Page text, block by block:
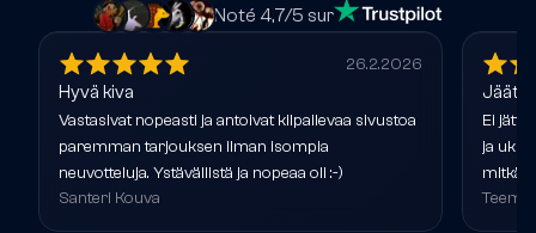
Noté 4,7/5 sur
26.2.2026
Hyvä kiva
Vastasivat nopeasti ja antoivat kilpailevaa sivustoa
paremman tarjouksen ilman isompia
neuvotteluja. Ystävällistä ja nopeaa oli :-)
Santeri Kouva
Ei
ja
mitkä
Teemu